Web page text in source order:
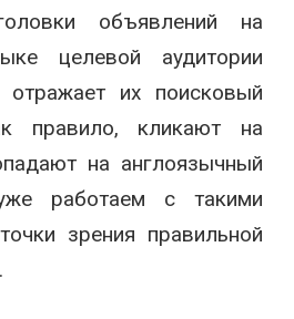
объявлений на
целевой аудитории
отражает их поисковый
правило, кликают на
на англоязычный
работаем с такими
зрения правильной